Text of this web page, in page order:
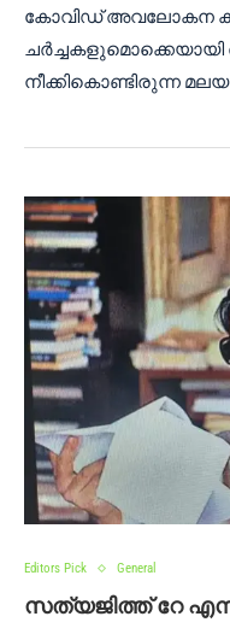
കോവിഡ് അവലോകന
ചർച്ചകളുമൊക്കെയായി
നീക്കികൊണ്ടിരുന്ന
Editors Pick General
സത്യജിത്ത് റേ